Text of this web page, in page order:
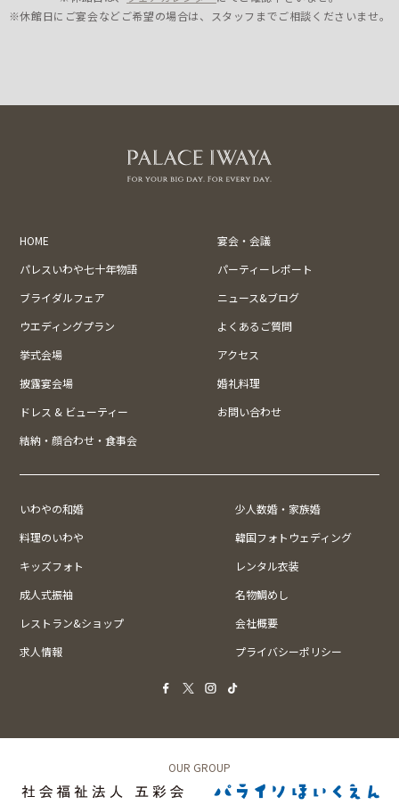
※休館日にご宴会などご希望の場合は、スタッフまでご相談くださいませ。
HOME
宴会・会議
パレスいわや七十年物語
パーティーレポート
ブライダルフェア
ニュース&ブログ
ウエディングプラン
よくあるご質問
挙式会場
アクセス
披露宴会場
婚礼料理
ドレス & ビューティー
お問い合わせ
結納・顔合わせ・食事会
いわやの和婚
少人数婚・家族婚
料理のいわや
韓国フォトウェディング
キッズフォト
レンタル衣装
成人式振袖
名物鯛めし
レストラン&ショップ
会社概要
求人情報
プライバシーポリシー
OUR GROUP